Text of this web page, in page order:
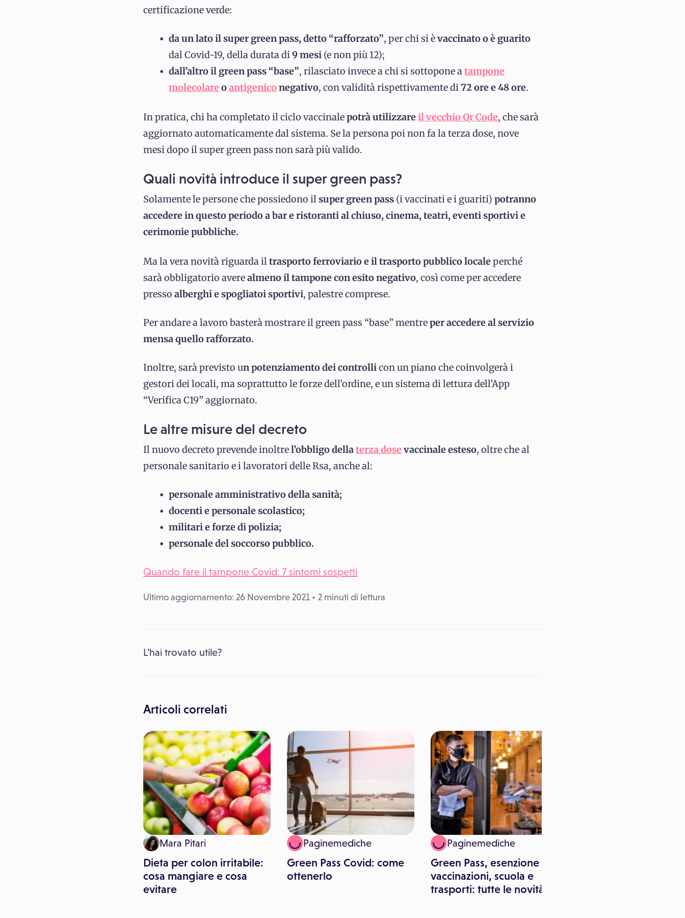
certificazione verde:
da un lato il super green pass, detto “rafforzato”, per chi si èvaccinato o è guarito
dal Covid-19, della durata di9 mesi (e non più 12);
dall’altro il green pass “base”, rilasciato invece a chi si sottopone atampone
molecolare oantigeniconegativo, con validità rispettivamente di72 ore e 48 ore.
In pratica, chi ha completato il ciclo vaccinalepotrà utilizzareil vecchio Qr Code, che sarà
aggiornato automaticamente dal sistema. Se la persona poi non fa la terza dose, nove
mesi dopo il super green pass non sarà più valido.
Quali novità introduce il super green pass?
Solamente le persone che possiedono ilsuper green pass (i vaccinati e i guariti)potranno
accedere in questo periodo a bar e ristoranti al chiuso, cinema, teatri, eventi sportivi e
cerimonie pubbliche.
Ma la vera novità riguarda iltrasporto ferroviario e il trasporto pubblico localeperché
sarà obbligatorio averealmeno il tampone con esito negativo, così come per accedere
pressoalberghi e spogliatoi sportivi, palestre comprese.
Per andare a lavoro basterà mostrare il green pass “base” mentreper accedere al servizio
mensa quello rafforzato.
Inoltre, sarà previsto un potenziamento dei controllicon un piano che coinvolgerà i
gestori dei locali, ma soprattutto le forze dell’ordine, e un sistema di lettura dell’App
“Verifica C19” aggiornato.
Le altre misure del decreto
Il nuovo decreto prevende inoltrel’obbligo dellaterza dose vaccinale esteso, oltre che al
personale sanitario e i lavoratori delle Rsa, anche al:
personale amministrativo della sanità;
docenti e personale scolastico;
militari e forze di polizia;
personale del soccorso pubblico.
Quando fare il tampone Covid: 7 sintomi sospetti
Ultimo aggiornamento: 26 Novembre 2021 2 minuti di lettura
L’hai trovato utile?
Articoli correlati
Mara Pitari
Dieta per colon irritabile:
cosa mangiare e cosa
evitare
Paginemediche
Green Pass Covid: come
ottenerlo
Paginemediche
Green Pass, esenzione
vaccinazioni, scuola e
trasporti: tutte le novità